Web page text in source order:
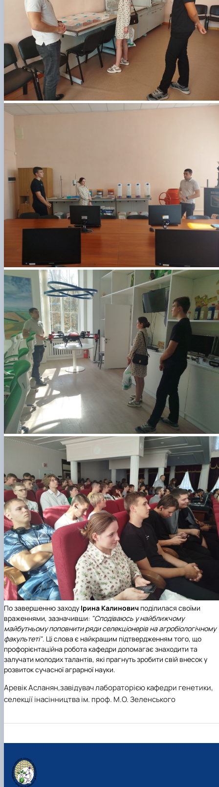
По завершенню заходу Ірина Калинович поділилася своїми
враженнями, зазначивши: "Сподіваюсь у найближчому
майбутньому поповнити ряди селекціонерів на агробіологічному
факультеті". Ці слова є найкращим підтвердженням того, що
профорієнтаційна робота кафедри допомагає знаходити та
залучати молодих талантів, які прагнуть зробити свій внесок у
розвиток сучасної аграрної науки.
Аревік Асланян,завідувач лабораторією кафедри генетики,
селекції інасінництва ім. проф. М.О. Зеленського